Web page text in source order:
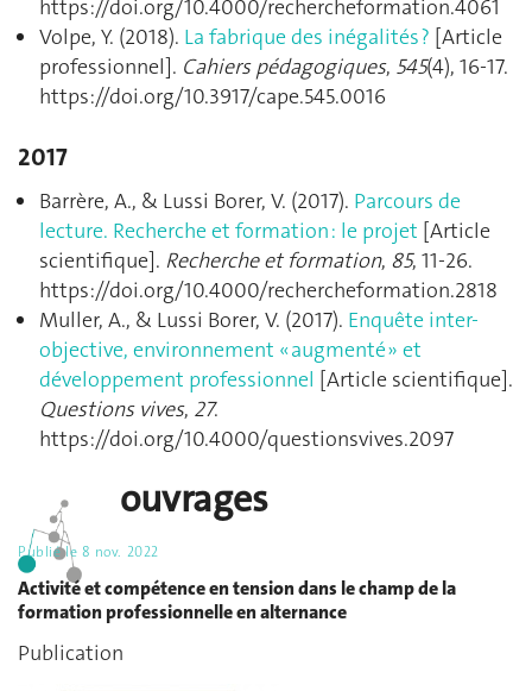
https://doi.org/10.4000/rechercheformation.4061
Volpe, Y. (2018). La fabrique des inégalités ? [Article
professionnel]. Cahiers pédagogiques, 545(4), 16‑17.
https://doi.org/10.3917/cape.545.0016
2017
Barrère, A., & Lussi Borer, V. (2017). Parcours de
lecture. Recherche et formation : le projet [Article
scientifique]. Recherche et formation, 85, 11‑26.
https://doi.org/10.4000/rechercheformation.2818
Muller, A., & Lussi Borer, V. (2017). Enquête inter-
objective, environnement « augmenté » et
développement professionnel [Article scientifique].
Questions vives, 27.
https://doi.org/10.4000/questionsvives.2097
ouvrages
Publié le 8 nov. 2022
Activité et compétence en tension dans le champ de la
formation professionnelle en alternance
Publication